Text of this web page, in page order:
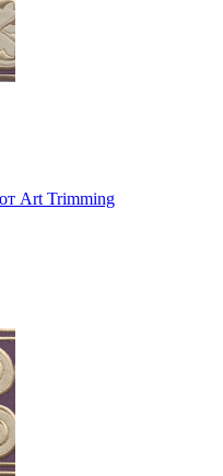
Art Trimming